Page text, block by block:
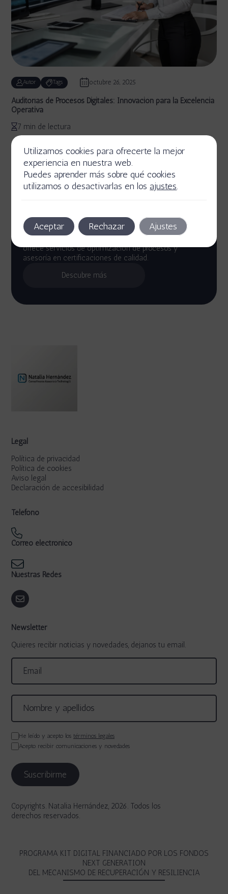
Autor Tags octubre 26, 2025
Auditorías de Procesos Digitales: Innovación para la Excelencia
Operativa
7 min de lectura
Consultoría Elegante
Con más de 10 años en tecnología, Natalia Hernández
ofrece servicios de optimización de procesos y
asesoría en certificaciones de calidad.
Descubre más
Legal
Política de privacidad
Política de cookies
Aviso legal
Declaración de accesibilidad
Teléfono
Correo electrónico
Nuestras Redes
Newsletter
Quieres recibir noticias y novedades, dejanos tu email.
He leído y acepto los términos legales
Acepto recibir comunicaciones y novedades
Copyrights. Natalia Hernández, 2026. Todos los
derechos reservados.
PROGRAMA KIT DIGITAL FINANCIADO POR LOS FONDOS
NEXT GENERATION
DEL MECANISMO DE RECUPERACIÓN Y RESILIENCIA
Utilizamos cookies para ofrecerte la mejor
experiencia en nuestra web.
Puedes aprender más sobre qué cookies
utilizamos o desactivarlas en losajustes.
Aceptar Rechazar Ajustes